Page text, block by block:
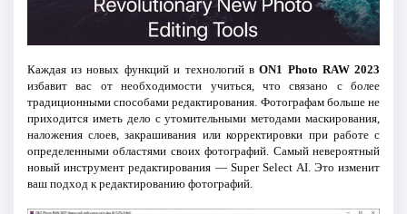
Каждая из новых функций и технологий вON1 Photo RAW 2023
избавит вас от необходимости учиться, что связано с более
традиционными способами редактирования. Фотографам больше не
приходится иметь дело с утомительными методами маскирования,
наложения слоев, закрашивания или корректировки при работе с
определенными областями своих фотографий. Самый невероятный
новый инструмент редактирования — Super Select AI. Это изменит
ваш подход к редактированию фотографий.